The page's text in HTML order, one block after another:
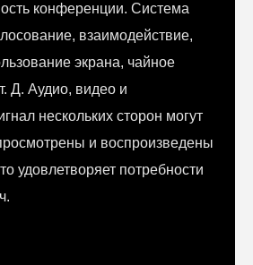
конференции. Система
взаимодействие,
экрана, чайное
Д. Аудио, видео и
нескольких сторон могут
и воспроизведены
удовлетворяет потребности